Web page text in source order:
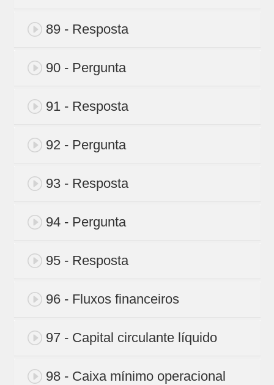
89 - Resposta
90 - Pergunta
91 - Resposta
92 - Pergunta
93 - Resposta
94 - Pergunta
95 - Resposta
96 - Fluxos financeiros
97 - Capital circulante líquido
98 - Caixa mínimo operacional